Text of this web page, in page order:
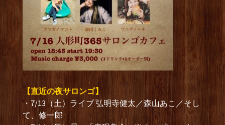
【直近の夜サロンゴ】
・7/13（土）ライブ 弘明寺健太／森山あこ／そし
て、修一郎